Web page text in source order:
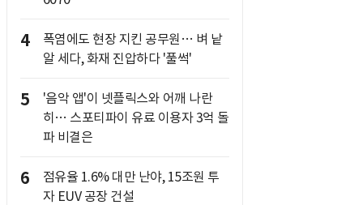
4
폭염에도 현장 지킨 공무원… 벼 낱
알 세다, 화재 진압하다 '풀썩'
5
'음악 앱'이 넷플릭스와 어깨 나란
히… 스포티파이 유료 이용자 3억 돌
파 비결은
6
점유율 1.6% 대만 난야, 15조원 투
자 EUV 공장 건설